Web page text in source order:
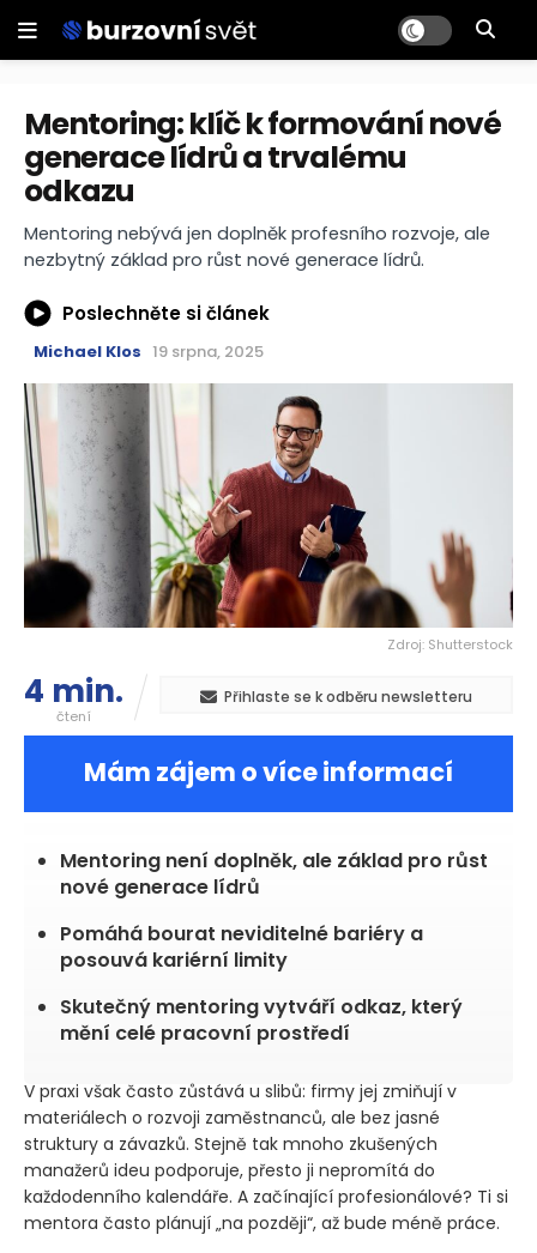
Mentoring: klíč k formování nové
generace lídrů a trvalému
odkazu
Mentoring nebývá jen doplněk profesního rozvoje, ale
nezbytný základ pro růst nové generace lídrů.
Poslechněte si článek
Michael Klos 19 srpna, 2025
Zdroj: Shutterstock
4 min.
čtení
Přihlaste se k odběru newsletteru
Mám zájem o více informací
Mentoring není doplněk, ale základ pro růst
nové generace lídrů
Pomáhá bourat neviditelné bariéry a
posouvá kariérní limity
Skutečný mentoring vytváří odkaz, který
mění celé pracovní prostředí
V praxi však často zůstává u slibů: firmy jej zmiňují v
materiálech o rozvoji zaměstnanců, ale bez jasné
struktury a závazků. Stejně tak mnoho zkušených
manažerů ideu podporuje, přesto ji nepromítá do
každodenního kalendáře. A začínající profesionálové? Ti si
mentora často plánují „na později“, až bude méně práce.